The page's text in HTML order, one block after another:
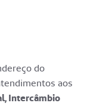
do
aos
Intercâmbio